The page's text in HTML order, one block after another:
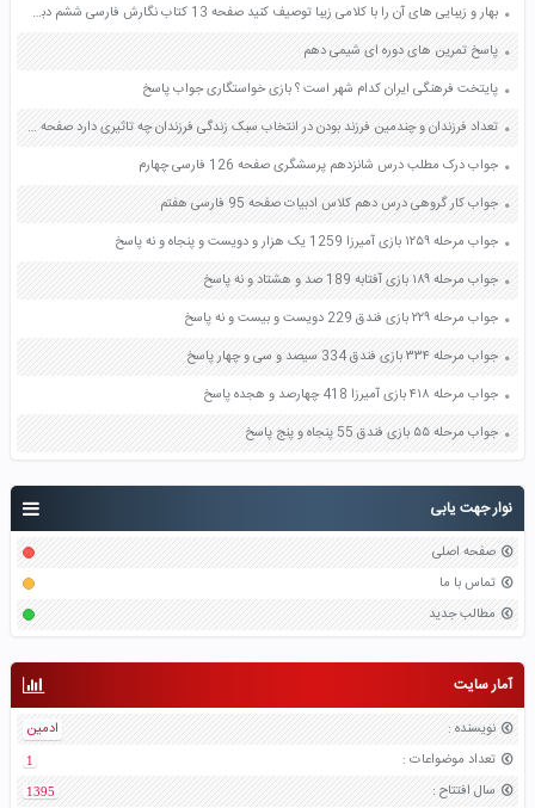
نوار جهت یابی
صفحه اصلی
تماس با ما
مطالب جدید
آمار سایت
نویسنده :
ادمین
تعداد موضواعات :
1
سال افتتاح :
1395
بهار و زیبایی های آن را با کلامی زیبا توصیف کنید صفحه 13 کتاب نگارش فارسی ششم دبستان
پاسخ تمرین های دوره ای شیمی دهم
پایتخت فرهنگی ایران کدام شهر است ؟ بازی خواستگاری جواب پاسخ
تعداد فرزندان و چندمین فرزند بودن در انتخاب سبک زندگی فرزندان چه تاثیری دارد صفحه 51 تفکر و سبک زندگی هفتم
جواب درک مطلب درس شانزدهم پرسشگری صفحه 126 فارسی چهارم
جواب کار گروهی درس دهم کلاس ادبیات صفحه 95 فارسی هفتم
جواب مرحله ۱۲۵۹ بازی آمیرزا 1259 یک هزار و دویست و پنجاه و نه پاسخ
جواب مرحله ۱۸۹ بازی آفتابه 189 صد و هشتاد و نه پاسخ
جواب مرحله ۲۲۹ بازی فندق 229 دویست و بیست و نه پاسخ
جواب مرحله ۳۳۴ بازی فندق 334 سیصد و سی و چهار پاسخ
جواب مرحله ۴۱۸ بازی آمیرزا 418 چهارصد و هجده پاسخ
جواب مرحله ۵۵ بازی فندق 55 پنجاه و پنج پاسخ